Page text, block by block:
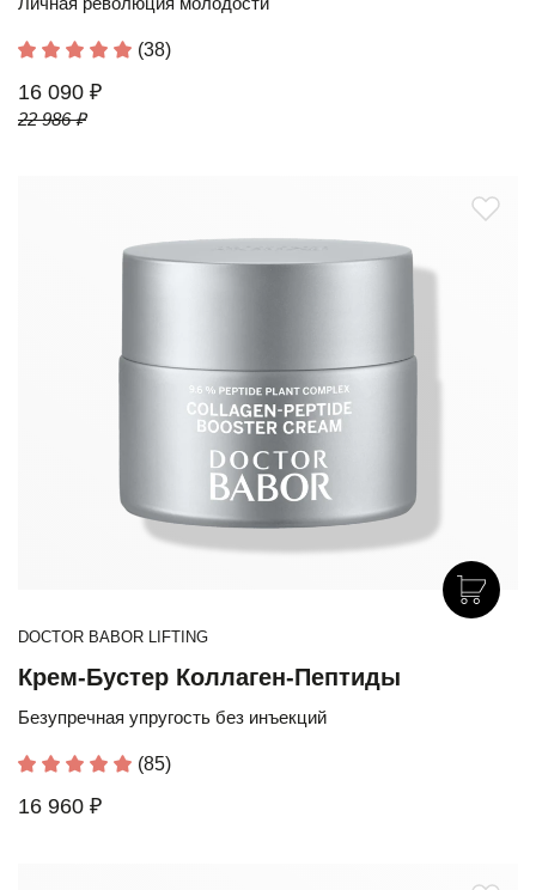
(38)
16 090 ₽
22 986 ₽
DOCTOR BABOR LIFTING
Крем-Бустер Коллаген-Пептиды
Безупречная упругость без инъекций
(85)
16 960 ₽